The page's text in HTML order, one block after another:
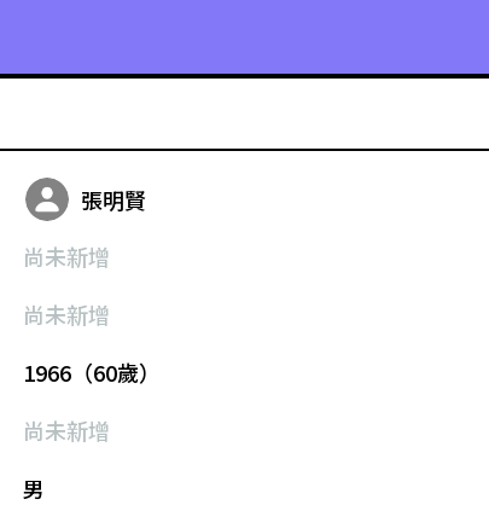
張明賢
尚未新增
尚未新增
1966（60歲）
尚未新增
男